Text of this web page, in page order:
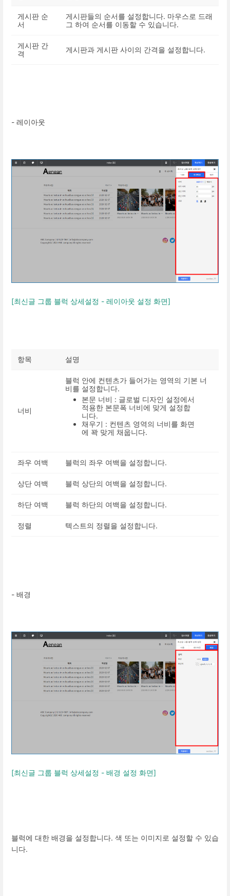
게시판 순
서
게시판들의 순서를 설정합니다. 마우스로 드래
그 하여 순서를 이동할 수 있습니다.
게시판 간
격
게시판과 게시판 사이의 간격을 설정합니다.
- 레이아웃
[최신글 그룹 블럭 상세설정 - 레이아웃 설정 화면]
항목 설명
너비
블럭 안에 컨텐츠가 들어가는 영역의 기본 너
비를 설정합니다.
본문 너비 : 글로벌 디자인 설정에서
적용한 본문폭 너비에 맞게 설정합
니다.
채우기 : 컨텐츠 영역의 너비를 화면
에 꽉 맞게 채웁니다.
좌우 여백 블럭의 좌우 여백을 설정합니다.
상단 여백 블럭 상단의 여백을 설정합니다.
하단 여백 블럭 하단의 여백을 설정합니다.
정렬 텍스트의 정렬을 설정합니다.
- 배경
[최신글 그룹 블럭 상세설정 - 배경 설정 화면]
블럭에 대한 배경을 설정합니다. 색 또는 이미지로 설정할 수 있습
니다.